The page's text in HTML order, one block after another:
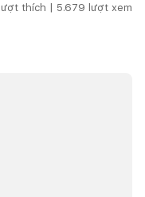
lượt thích | 5.679 lượt xem